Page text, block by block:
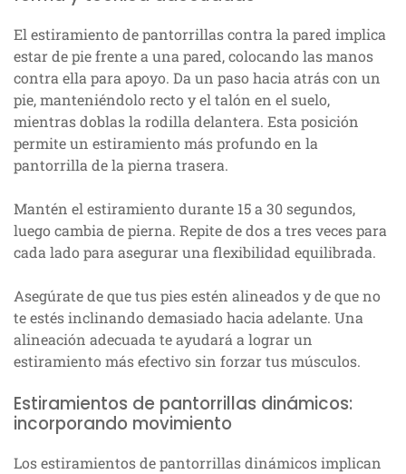
El estiramiento de pantorrillas contra la pared implica
estar de pie frente a una pared, colocando las manos
contra ella para apoyo. Da un paso hacia atrás con un
pie, manteniéndolo recto y el talón en el suelo,
mientras doblas la rodilla delantera. Esta posición
permite un estiramiento más profundo en la
pantorrilla de la pierna trasera.
Mantén el estiramiento durante 15 a 30 segundos,
luego cambia de pierna. Repite de dos a tres veces para
cada lado para asegurar una flexibilidad equilibrada.
Asegúrate de que tus pies estén alineados y de que no
te estés inclinando demasiado hacia adelante. Una
alineación adecuada te ayudará a lograr un
estiramiento más efectivo sin forzar tus músculos.
Estiramientos de pantorrillas dinámicos:
incorporando movimiento
Los estiramientos de pantorrillas dinámicos implican